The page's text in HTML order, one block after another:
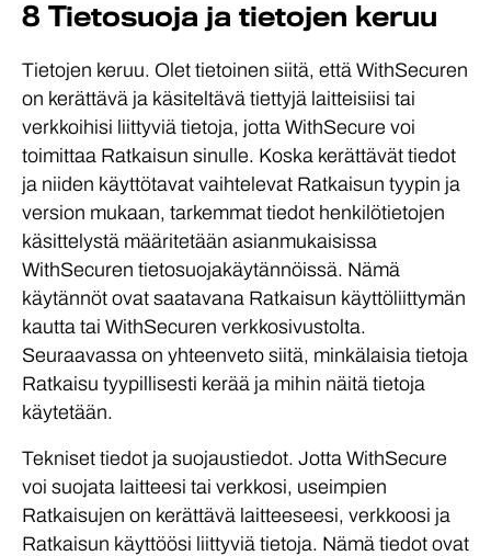
8 Tietosuoja ja tietojen keruu
Tietojen keruu. Olet tietoinen siitä, että WithSecuren
on kerättävä ja käsiteltävä tiettyjä laitteisiisi tai
verkkoihisi liittyviä tietoja, jotta WithSecure voi
toimittaa Ratkaisun sinulle. Koska kerättävät tiedot
ja niiden käyttötavat vaihtelevat Ratkaisun tyypin ja
version mukaan, tarkemmat tiedot henkilötietojen
käsittelystä määritetään asianmukaisissa
WithSecuren tietosuojakäytännöissä. Nämä
käytännöt ovat saatavana Ratkaisun käyttöliittymän
kautta tai WithSecuren verkkosivustolta.
Seuraavassa on yhteenveto siitä, minkälaisia tietoja
Ratkaisu tyypillisesti kerää ja mihin näitä tietoja
käytetään.
Tekniset tiedot ja suojaustiedot. Jotta WithSecure
voi suojata laitteesi tai verkkosi, useimpien
Ratkaisujen on kerättävä laitteeseesi, verkkoosi ja
Ratkaisun käyttöösi liittyviä tietoja. Nämä tiedot ovat